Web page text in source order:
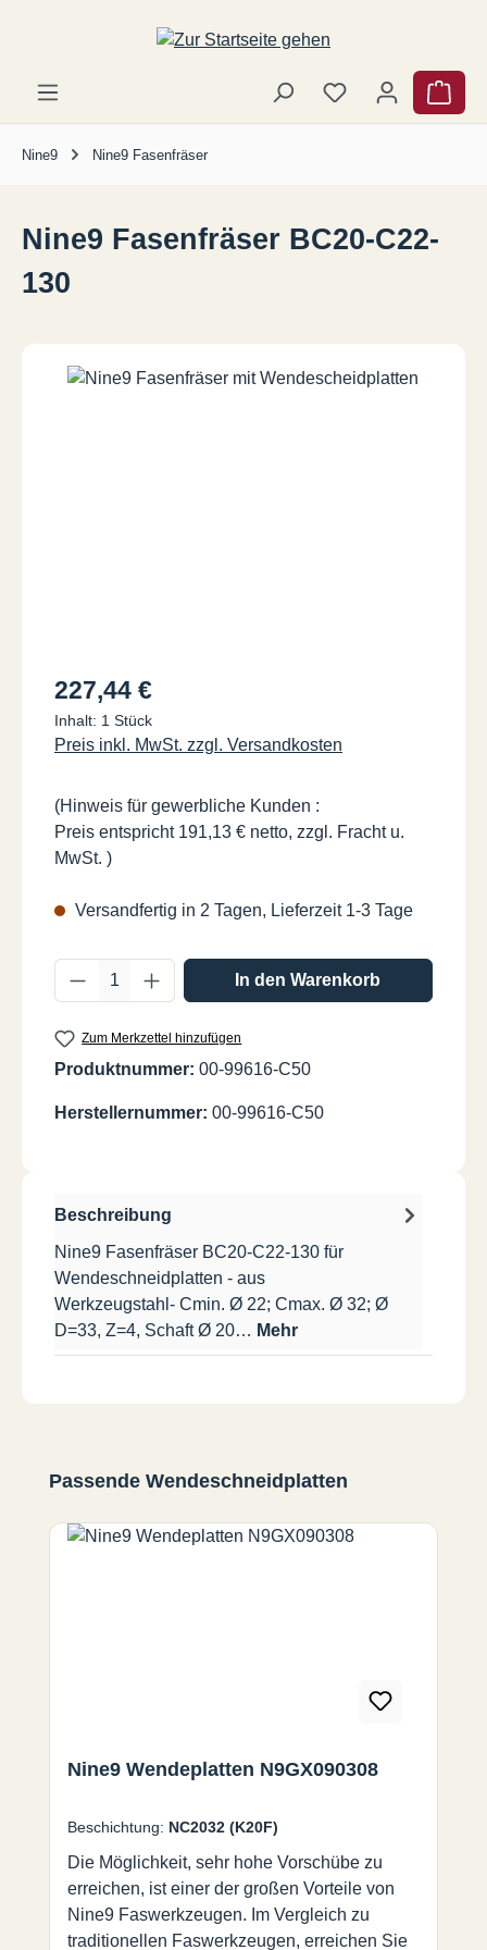
Zum Hauptinhalt springen
Nine9 Nine9 Fasenfräser
Nine9 Fasenfräser BC20-C22-
130
Regulärer Preis:
227,44 €
Inhalt: 1 Stück
Preis inkl. MwSt. zzgl. Versandkosten
(Hinweis für gewerbliche Kunden :
Preis entspricht 191,13 € netto, zzgl. Fracht u.
MwSt. )
Versandfertig in 2 Tagen, Lieferzeit 1-3 Tage
Produkt Anzahl: Gib den gewünschten
In den Warenkorb
Zum Merkzettel hinzufügen
Produktnummer: 00-99616-C50
Herstellernummer: 00-99616-C50
Beschreibung
Nine9 Fasenfräser BC20-C22-130 für
Wendeschneidplatten - aus
Werkzeugstahl- Cmin. Ø 22; Cmax. Ø 32; Ø
D=33, Z=4, Schaft Ø 20… Mehr
Produktgalerie überspringen
Passende Wendeschneidplatten
Nine9 Wendeplatten N9GX090308
Beschichtung: NC2032 (K20F)
Die Möglichkeit, sehr hohe Vorschübe zu
erreichen, ist einer der großen Vorteile von
Nine9 Faswerkzeugen. Im Vergleich zu
traditionellen Faswerkzeugen, erreichen Sie